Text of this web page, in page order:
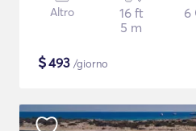
Altro
16 ft
5 m
6
$493 /giorno